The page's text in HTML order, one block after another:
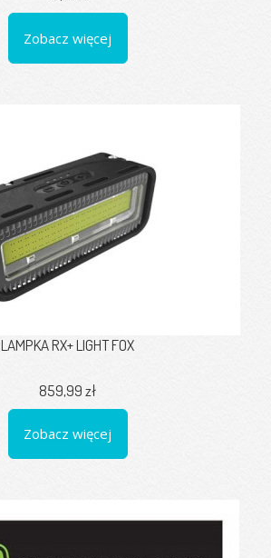
Zobacz więcej
LAMPKA RX+ LIGHT FOX
859,99 zł
Zobacz więcej